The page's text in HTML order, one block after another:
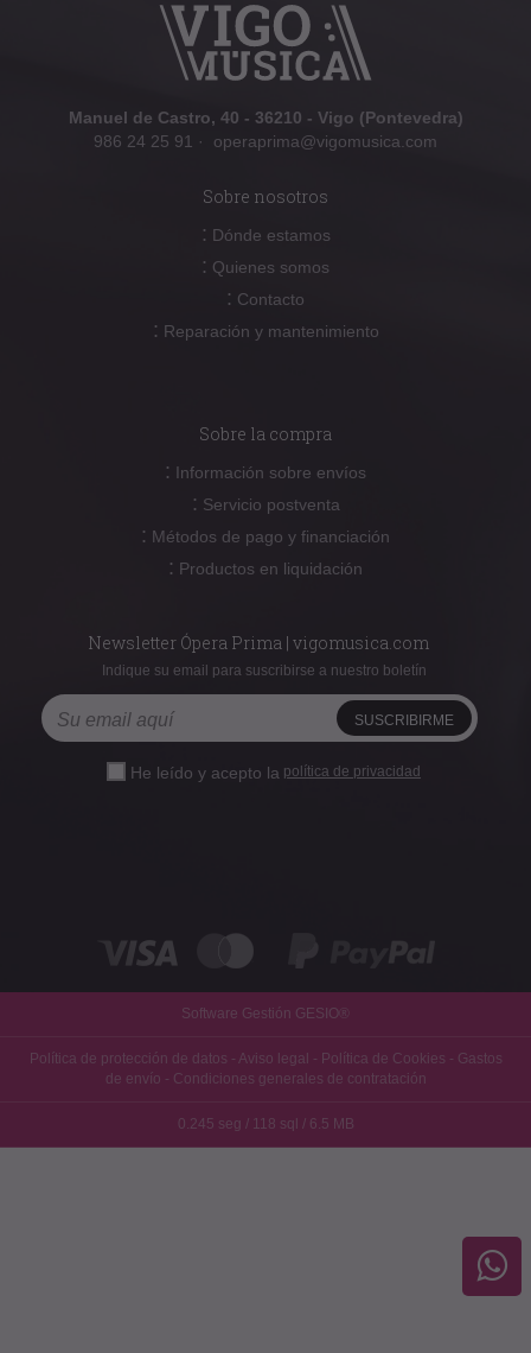
Manuel de Castro, 40 - 36210 - Vigo (Pontevedra)
986 24 25 91 · operaprima@vigomusica.com
Sobre nosotros
: Dónde estamos
: Quienes somos
: Contacto
: Reparación y mantenimiento
Sobre la compra
: Información sobre envíos
: Servicio postventa
: Métodos de pago y financiación
: Productos en liquidación
Newsletter Ópera Prima | vigomusica.com
Indique su email para suscribirse a nuestro boletín
He leído y acepto la política de privacidad
Software Gestión GESIO®
Política de protección de datos - Aviso legal - Política de Cookies - Gastos
de envío - Condiciones generales de contratación
0.245 seg / 118 sql / 6.5 MB